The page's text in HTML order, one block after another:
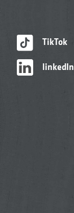
TikTok
linkedIn